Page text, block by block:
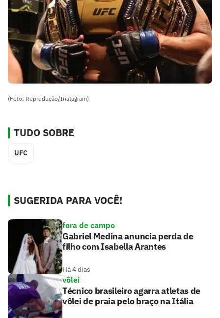
(Foto: Reprodução/Instagram)
TUDO SOBRE
UFC
SUGERIDA PARA VOCÊ!
fora de campo
Gabriel Medina anuncia perda de
filho com Isabella Arantes
Há 4 dias
vôlei
Técnico brasileiro agarra atletas de
vôlei de praia pelo braço na Itália